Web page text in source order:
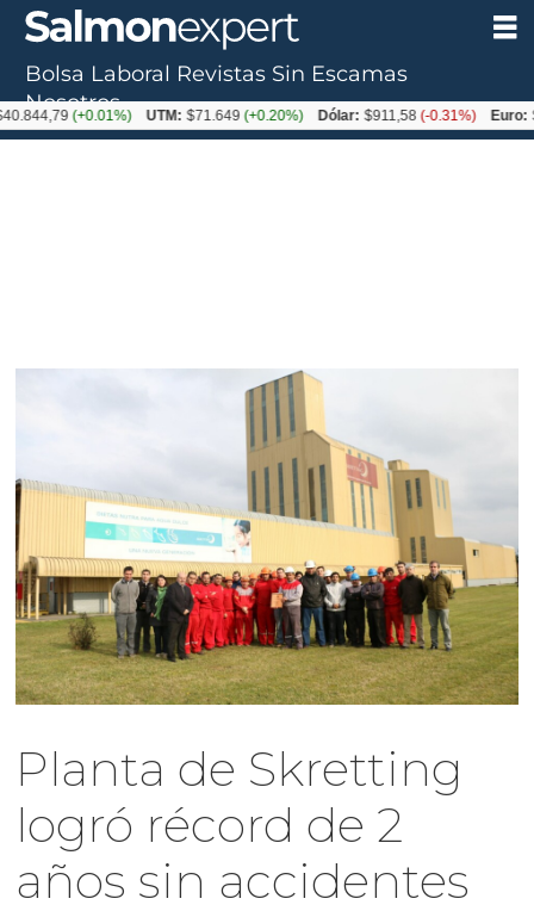
Planta de Skretting
logró récord de 2
años sin accidentes
Bolsa Laboral Revistas Sin Escamas
Nosotros
(+0.01%) UTM: $71.649(+0.20%) Dólar: $911,58(-0.31%) Euro: